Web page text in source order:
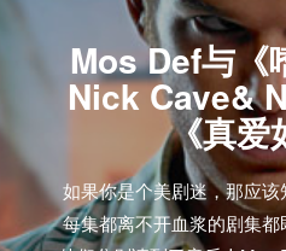
Mos Def与《
Nick Cave&
《真爱
如果你是个美剧迷，那应
每集都离不开血浆的剧集